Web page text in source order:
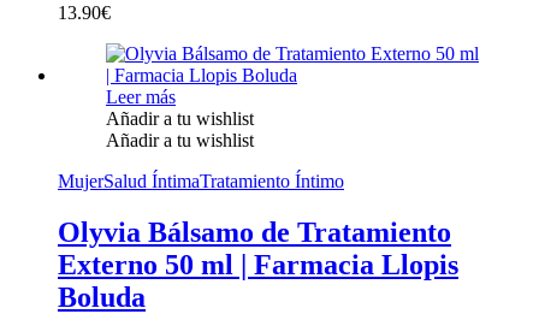
13.90€
Leer más
Añadir a tu wishlist
Añadir a tu wishlist
MujerSalud ÍntimaTratamiento Íntimo
Olyvia Bálsamo de Tratamiento
Externo 50 ml | Farmacia Llopis
Boluda